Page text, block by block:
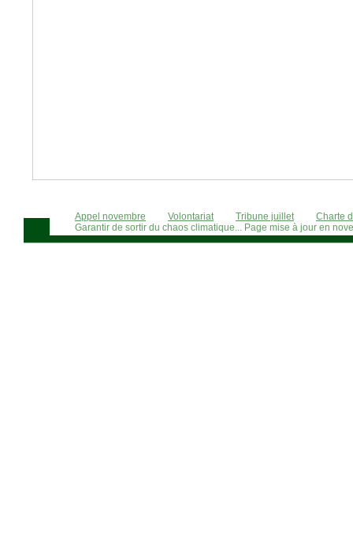
Appel novembre Volontariat Tribune juillet
Charte
Garantir de sortir du chaos climatique... Page mise à jour en